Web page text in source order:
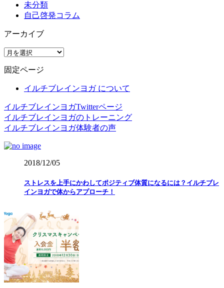
未分類
自己啓発コラム
アーカイブ
ア
カ
固定ページ
イルチブレインヨガ について
イルチブレインヨガTwitterページ
イルチブレインヨガのトレーニング
イルチブレインヨガ体験者の声
2018/12/05
ストレスを上手にかわしてポジティブ体質になるには？イルチブレ
インヨガで体からアプローチ！